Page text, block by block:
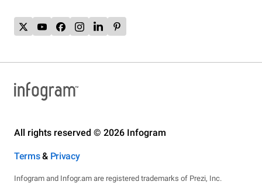
All rights reserved © 2026 Infogram
Terms& Privacy
Infogram and Infogr.am are registered trademarks of Prezi, Inc.